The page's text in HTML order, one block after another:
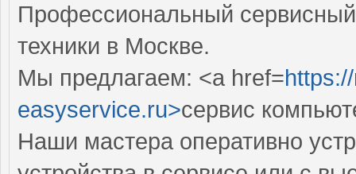
Профессиональный
техники в Москве.
Мы предлагаем: <a href=
easyservice.ru>сервис
Наши мастера оперативно